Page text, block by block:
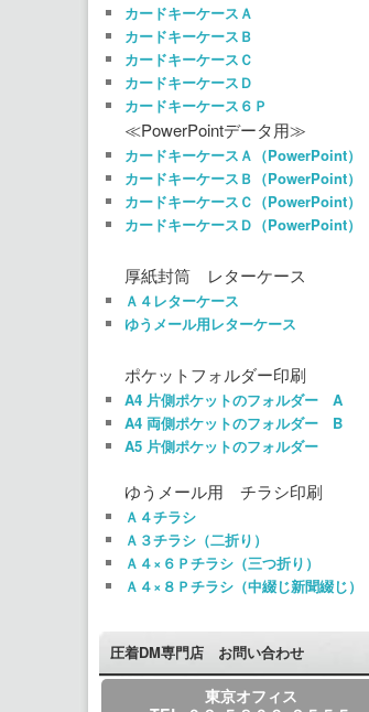
カードキーケースＡ
カードキーケースＢ
カードキーケースＣ
カードキーケースＤ
カードキーケース６Ｐ
≪PowerPointデータ用≫
カードキーケースＡ（PowerPoint）
カードキーケースＢ（PowerPoint）
カードキーケースＣ（PowerPoint）
カードキーケースＤ（PowerPoint）
厚紙封筒 レターケース
Ａ４レターケース
ゆうメール用レターケース
ポケットフォルダー印刷
A4 片側ポケットのフォルダー A
A4 両側ポケットのフォルダー B
A5 片側ポケットのフォルダー
ゆうメール用 チラシ印刷
Ａ４チラシ
Ａ３チラシ（二折り）
Ａ４×６Ｐチラシ（三つ折り）
Ａ４×８Ｐチラシ（中綴じ新聞綴じ）
圧着DM専門店 お問い合わせ
東京オフィス